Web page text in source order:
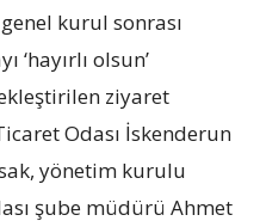
kurul sonrası
‘hayırlı olsun’
ziyaret
Odası İskenderun
yönetim kurulu
şube müdürü Ahmet